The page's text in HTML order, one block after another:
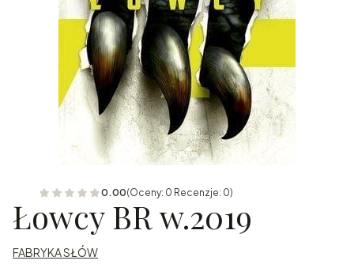
0.00(Oceny: 0 Recenzje: 0)
Łowcy BR w.2019
FABRYKA SŁÓW